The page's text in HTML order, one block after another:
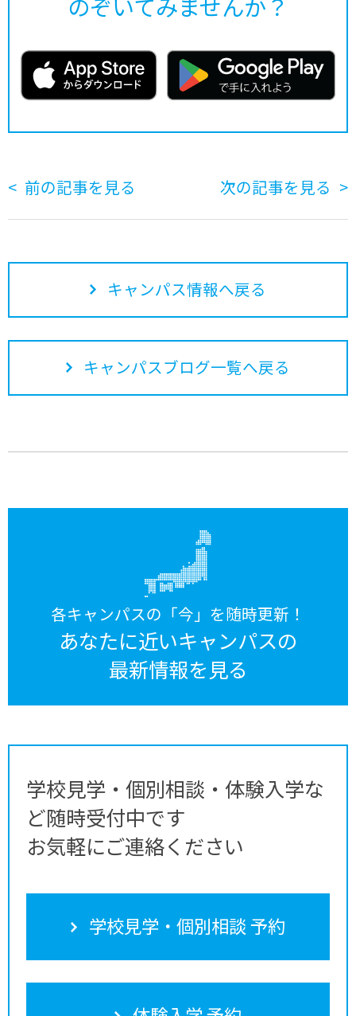
のぞいてみませんか？
前の記事を見る 次の記事を見る
キャンパス情報へ戻る
キャンパスブログ一覧へ戻る
各キャンパスの「今」を随時更新！
あなたに近いキャンパスの
最新情報を見る
学校見学・個別相談・体験入学な
ど随時受付中です
お気軽にご連絡ください
学校見学・個別相談 予約